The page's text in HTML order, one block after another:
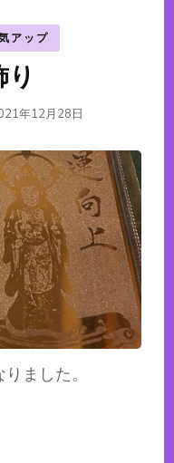
アップ
年12月28日
ました。